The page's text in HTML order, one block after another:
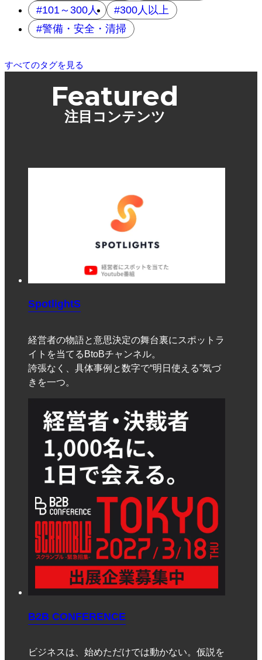
101～300人
300人以上
警備・安全・清掃
すべてのタグを見る
Featured
注目コンテンツ
SpotlightS
経営者の物語と意思決定の舞台裏にスポットラ
イトを当てるBtoBチャンネル。
誇張なく、具体事例と数字で“明日使える”気づ
きを一つ。
B2B CONFERENCE
ビジネスは、始めただけでは動かない。仮説を